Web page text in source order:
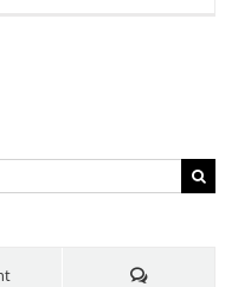
los
Reyes
Comments